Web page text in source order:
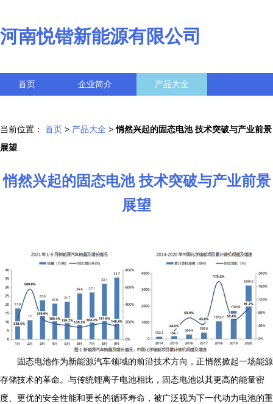
河南悦锴新能源有限公司
首页 企业简介 产品大全
当前位置： 首页 > 产品大全 > 悄然兴起的固态电池 技术突破与产业前景
展望
悄然兴起的固态电池 技术突破与产业前景
展望
固态电池作为新能源汽车领域的前沿技术方向，正悄然掀起一场能源
存储技术的革命。与传统锂离子电池相比，固态电池以其更高的能量密
度、更优的安全性能和更长的循环寿命，被广泛视为下一代动力电池的重